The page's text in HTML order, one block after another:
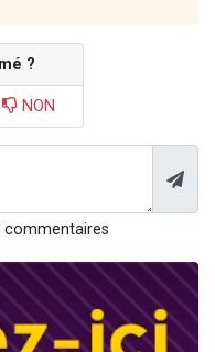
?
NON
commentaires